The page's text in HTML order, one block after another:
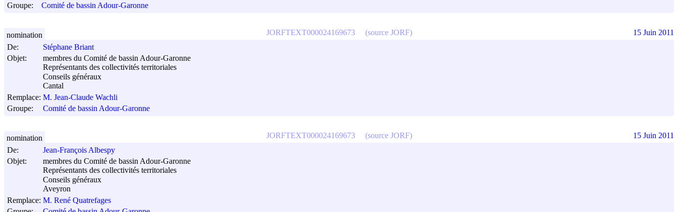
Groupe:
Comité de bassin Adour-Garonne
De:
Stéphane Briant
Objet:
membres du Comité de bassin Adour-Garonne
Représentants des collectivités territoriales
Conseils généraux
Cantal
Remplace: M. Jean-Claude Wachli
Groupe:
Comité de bassin Adour-Garonne
JORFTEXT000024169673 (source JORF)
nomination 15 Juin 2011
De:
Jean-François Albespy
Objet:
membres du Comité de bassin Adour-Garonne
Représentants des collectivités territoriales
Conseils généraux
Aveyron
Remplace: M. René Quatrefages
JORFTEXT000024169673 (source JORF)
nomination 15 Juin 2011